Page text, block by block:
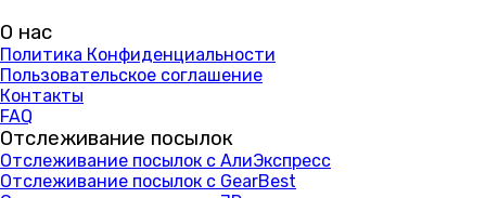
О нас
Политика Конфиденциальности
Пользовательское соглашение
Контакты
FAQ
Отслеживание посылок
Отслеживание посылок с АлиЭкспресс
Отслеживание посылок с GearBest